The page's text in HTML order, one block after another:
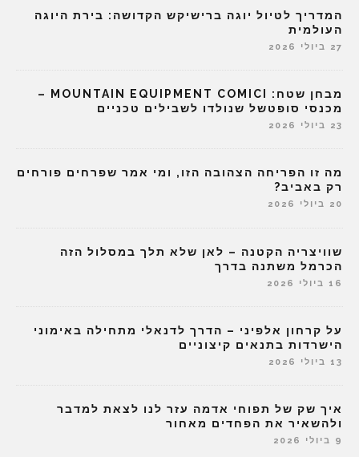
המדריך לטיול יוגה ברישיקש הקדושה: בירת היוגה
העולמית
27 ביולי 2026
מבחן שטח: MOUNTAIN EQUIPMENT COMICI –
מכנסי סופטשל שנולדו לשבילים טכניים
23 ביולי 2026
מה זו הפריחה הצהובה הזו, ומי אמר שפרחים פורחים
רק באביב?
20 ביולי 2026
שוויצריה הקטנה – לאן שלא תלך במסלול הזה
הכרמל משתנה בדרך
16 ביולי 2026
על קרחון אלפיני – הדרך לדנאלי מתחילה באימוני
הישרדות בתנאים קיצוניים
13 ביולי 2026
איך שק של תפוחי אדמה עזר לנו לצאת למדבר
ולהשאיר את הפחדים מאחור
9 ביולי 2026